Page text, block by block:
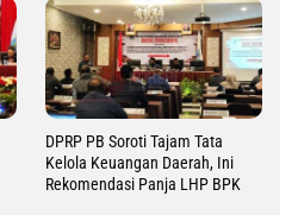
DPRP PB Soroti Tajam Tata
Kelola Keuangan Daerah, Ini
Rekomendasi Panja LHP BPK